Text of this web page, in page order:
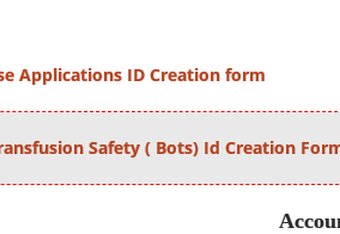
Applications ID Creation form
Safety ( Bots) Id Creation